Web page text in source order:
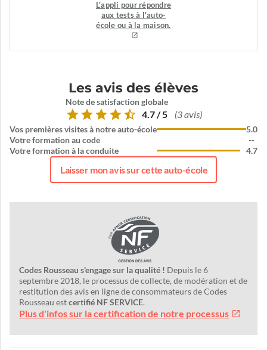
L'appli pour répondre
aux tests à l'auto-
école ou à la maison.
Les avis des élèves
Note de satisfaction globale
4.7 / 5 (3 avis)
Vos premières visites à notre auto-école
Votre formation au code
Votre formation à la conduite
5.0
--
4.7
Laisser mon avis sur cette auto-école
Codes Rousseau s'engage sur la qualité ! Depuis le 6
septembre 2018, le processus de collecte, de modération et de
restitution des avis en ligne de consommateurs de Codes
Rousseau estcertifié NF SERVICE.
Plus d'infos sur la certification de notre processus